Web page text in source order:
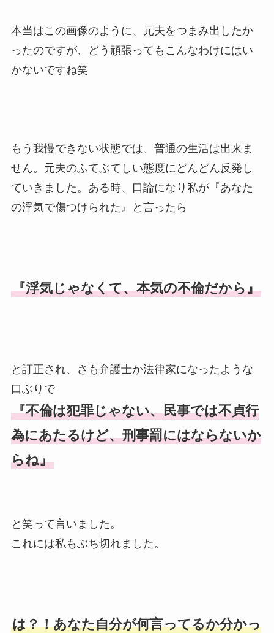
本当はこの画像のように、元夫をつまみ出したか
ったのですが、どう頑張ってもこんなわけにはい
かないですね笑
もう我慢できない状態では、普通の生活は出来ま
せん。元夫のふてぶてしい態度にどんどん反発し
ていきました。ある時、口論になり私が『あなた
の浮気で傷つけられた』と言ったら
『浮気じゃなくて、本気の不倫だから』
と訂正され、さも弁護士か法律家になったような
口ぶりで
『不倫は犯罪じゃない、民事では不貞行
為にあたるけど、刑事罰にはならないか
らね』
と笑って言いました。
これには私もぶち切れました。
は？！あなた自分が何言ってるか分かっ